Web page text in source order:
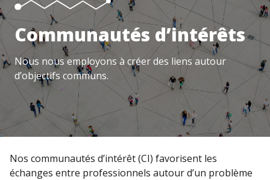
Documentation
Actualité
Événements
Communautés d’intérêts
Nous nous employons à créer des liens autour
d’objectifs communs.
Nos communautés d’intérêt (CI) favorisent les
échanges entre professionnels autour d’un problème